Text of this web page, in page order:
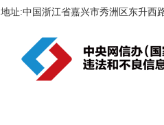
地址:中国浙江省嘉兴市秀洲区东升西